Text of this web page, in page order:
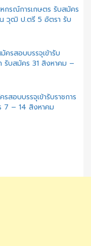
หกรณ์การเกษตร รับสมัคร
วุฒิ ป.ตรี 5 อัตรา รับ
รสอบบรรจุเข้ารับ
รับสมัคร 31 สิงหาคม –
สอบบรรจุเข้ารับราชการ
– 14 สิงหาคม